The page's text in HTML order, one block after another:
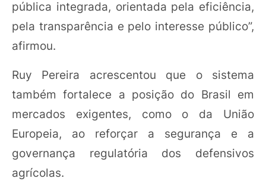
pública integrada, orientada pela eficiência,
pela transparência e pelo interesse público”,
afirmou.
Ruy Pereira acrescentou que o sistema
também fortalece a posição do Brasil em
mercados exigentes, como o da União
Europeia, ao reforçar a segurança e a
governança regulatória dos defensivos
agrícolas.